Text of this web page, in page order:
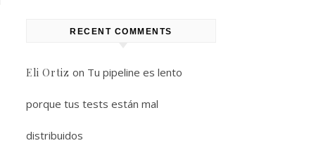
RECENT COMMENTS
Eli Ortiz on Tu pipeline es lento
porque tus tests están mal
distribuidos